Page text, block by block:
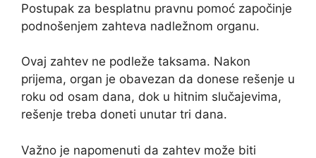
Postupak za besplatnu pravnu pomoć započinje
podnošenjem zahteva nadležnom organu.
Ovaj zahtev ne podleže taksama. Nakon
prijema, organ je obavezan da donese rešenje u
roku od osam dana, dok u hitnim slučajevima,
rešenje treba doneti unutar tri dana.
Važno je napomenuti da zahtev može biti